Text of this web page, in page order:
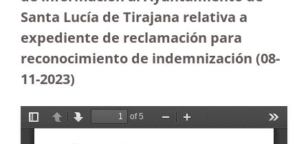
Santa Lucía de Tirajana relativa a
expediente de reclamación para
reconocimiento de indemnización (08-
11-2023)